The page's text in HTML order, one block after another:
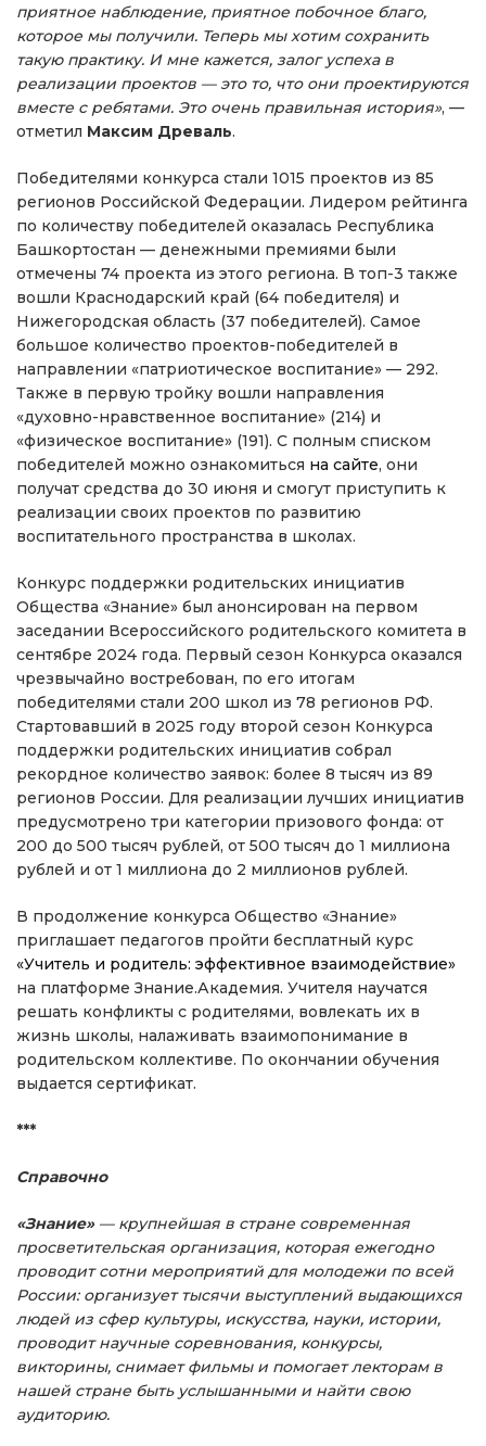
приятное наблюдение, приятное побочное благо,
которое мы получили. Теперь мы хотим сохранить
такую практику. И мне кажется, залог успеха в
реализации проектов — это то, что они проектируются
вместе с ребятами. Это очень правильная история», —
отметил Максим Древаль.
Победителями конкурса стали 1015 проектов из 85
регионов Российской Федерации. Лидером рейтинга
по количеству победителей оказалась Республика
Башкортостан — денежными премиями были
отмечены 74 проекта из этого региона. В топ-3 также
вошли Краснодарский край (64 победителя) и
Нижегородская область (37 победителей). Самое
большое количество проектов-победителей в
направлении «патриотическое воспитание» — 292.
Также в первую тройку вошли направления
«духовно-нравственное воспитание» (214) и
«физическое воспитание» (191). С полным списком
победителей можно ознакомиться на сайте, они
получат средства до 30 июня и смогут приступить к
реализации своих проектов по развитию
воспитательного пространства в школах.
Конкурс поддержки родительских инициатив
Общества «Знание» был анонсирован на первом
заседании Всероссийского родительского комитета в
сентябре 2024 года. Первый сезон Конкурса оказался
чрезвычайно востребован, по его итогам
победителями стали 200 школ из 78 регионов РФ.
Стартовавший в 2025 году второй сезон Конкурса
поддержки родительских инициатив собрал
рекордное количество заявок: более 8 тысяч из 89
регионов России. Для реализации лучших инициатив
предусмотрено три категории призового фонда: от
200 до 500 тысяч рублей, от 500 тысяч до 1 миллиона
рублей и от 1 миллиона до 2 миллионов рублей.
В продолжение конкурса Общество «Знание»
приглашает педагогов пройти бесплатный курс
«Учитель и родитель: эффективное взаимодействие»
на платформе Знание.Академия. Учителя научатся
решать конфликты с родителями, вовлекать их в
жизнь школы, налаживать взаимопонимание в
родительском коллективе. По окончании обучения
выдается сертификат.
***
Справочно
«Знание»— крупнейшая в стране современная
просветительская организация, которая ежегодно
проводит сотни мероприятий для молодежи по всей
России: организует тысячи выступлений выдающихся
людей из сфер культуры, искусства, науки, истории,
проводит научные соревнования, конкурсы,
викторины, снимает фильмы и помогает лекторам в
нашей стране быть услышанными и найти свою
аудиторию.